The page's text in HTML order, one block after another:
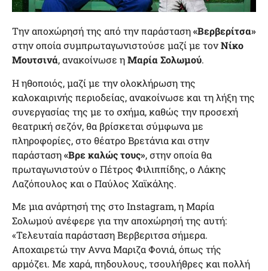
Την αποχώρησή της από την παράσταση«Βερβερίτσα»
στην οποία συμπρωταγωνιστούσε μαζί με τονΝίκο
Μουτσινά, ανακοίνωσε ηΜαρία Σολωμού.
Η ηθοποιός, μαζί με την ολοκλήρωση της
καλοκαιρινής περιοδείας, ανακοίνωσε και τη λήξη της
συνεργασίας της με το σχήμα, καθώς την προσεχή
θεατρική σεζόν, θα βρίσκεται σύμφωνα με
πληροφορίες, στο θέατρο Βρετάνια και στην
παράσταση«Βρε καλώς τους», στην οποία θα
πρωταγωνιστούν ο Πέτρος Φιλιππίδης, ο Λάκης
Λαζόπουλος και ο Παύλος Χαϊκάλης.
Με μια ανάρτησή της στο Instagram, η Μαρία
Σολωμού ανέφερε για την αποχώρησή της αυτή:
«Τελευταία παράσταση Βερβεριτσα σήμερα.
Αποχαιρετώ την Αννα Μαριζα Φονιά, όπως τής
αρμόζει. Με χαρά, πηδουλους, τσουλήθρες και πολλή